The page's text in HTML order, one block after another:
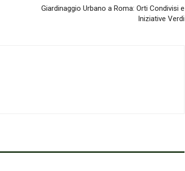
Giardinaggio Urbano a Roma: Orti Condivisi e
Iniziative Verdi